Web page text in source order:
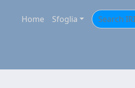
Home Sfoglia